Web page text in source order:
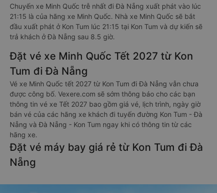
Chuyến xe Minh Quốc trễ nhất đi Đà Nẵng xuất phát vào lúc
21:15 là của hãng xe Minh Quốc. Nhà xe Minh Quốc sẽ bắt
đầu xuất phát ở Kon Tum lúc 21:15 tại Kon Tum và dự kiến sẽ
trả khách ở Đà Nẵng sau 8.5 giờ.
Đặt vé xe Minh Quốc Tết 2027 từ Kon
Tum đi Đà Nẵng
Vé xe Minh Quốc tết 2027 từ Kon Tum đi Đà Nẵng vẫn chưa
được công bố. Vexere.com sẽ sớm thông báo cho các bạn
thông tin vé xe Tết 2027 bao gồm giá vé, lịch trình, ngày giờ
bán vé của các hãng xe khách đi tuyến đường Kon Tum - Đà
Nẵng và Đà Nẵng - Kon Tum ngay khi có thông tin từ các
hãng xe.
Đặt vé máy bay giá rẻ từ Kon Tum đi Đà
Nẵng